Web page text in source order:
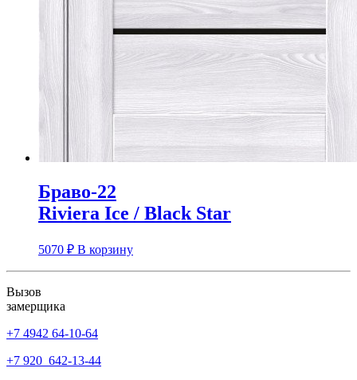
Браво-22
Riviera Ice / Black Star
5070 ₽ В корзину
Вызов
замерщика
+7 4942 64-10-64
+7 920 642-13-44